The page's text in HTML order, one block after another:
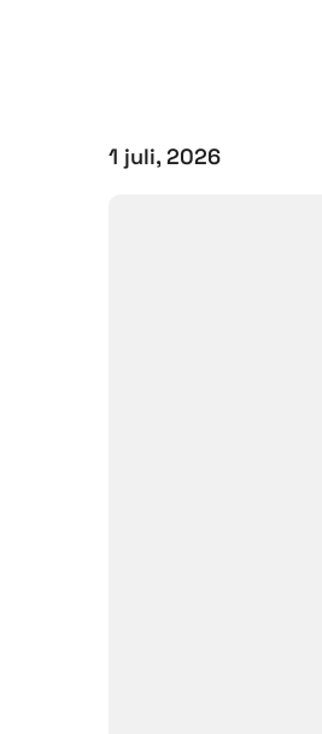
1 juli, 2026